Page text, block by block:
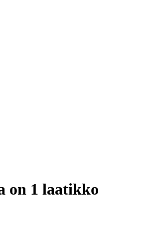
on 1 laatikko